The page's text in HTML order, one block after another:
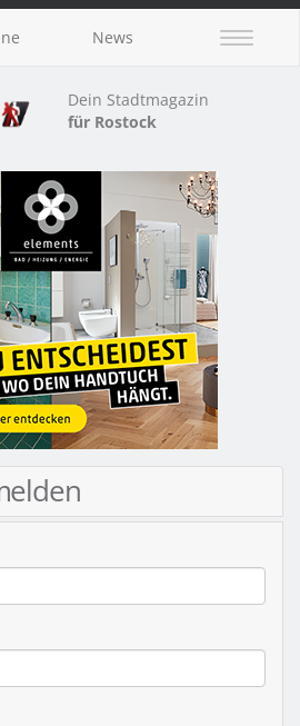
News
Dein Stadtmagazin
für Rostock